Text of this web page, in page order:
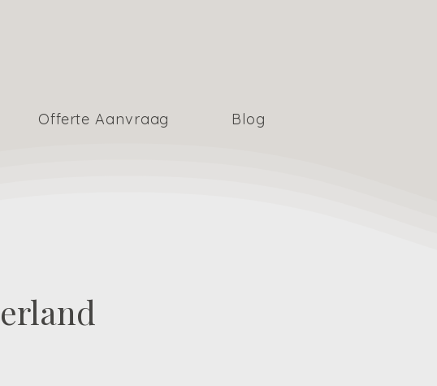
Offerte Aanvraag Blog